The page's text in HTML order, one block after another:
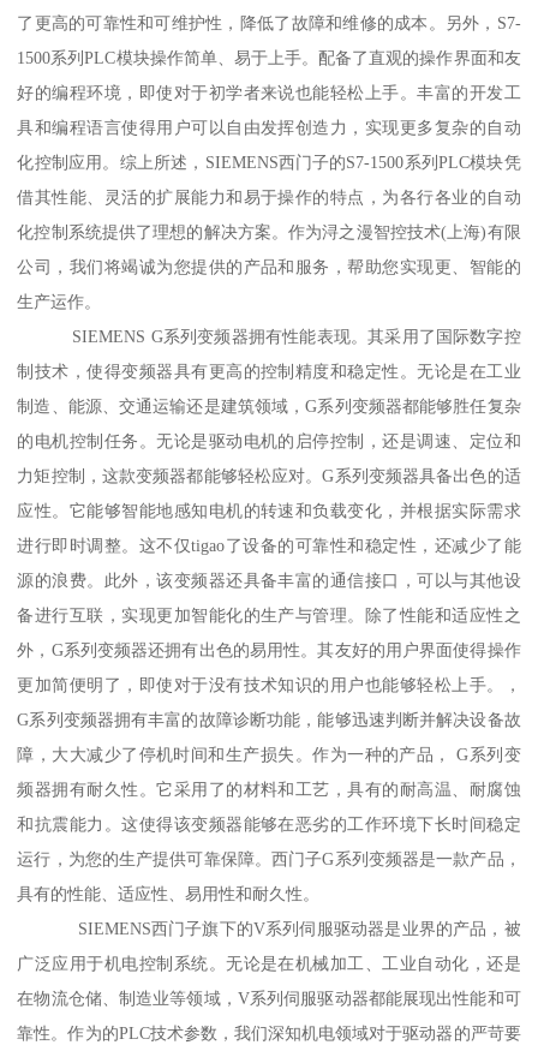
了更高的可靠性和可维护性，降低了故障和维修的成本。另外，S7-
1500系列PLC模块操作简单、易于上手。配备了直观的操作界面和友
好的编程环境，即使对于初学者来说也能轻松上手。丰富的开发工
具和编程语言使得用户可以自由发挥创造力，实现更多复杂的自动
化控制应用。综上所述，SIEMENS西门子的S7-1500系列PLC模块凭
借其性能、灵活的扩展能力和易于操作的特点，为各行各业的自动
化控制系统提供了理想的解决方案。作为浔之漫智控技术(上海)有限
公司，我们将竭诚为您提供的产品和服务，帮助您实现更、智能的
生产运作。
SIEMENS G系列变频器拥有性能表现。其采用了国际数字控
制技术，使得变频器具有更高的控制精度和稳定性。无论是在工业
制造、能源、交通运输还是建筑领域，G系列变频器都能够胜任复杂
的电机控制任务。无论是驱动电机的启停控制，还是调速、定位和
力矩控制，这款变频器都能够轻松应对。G系列变频器具备出色的适
应性。它能够智能地感知电机的转速和负载变化，并根据实际需求
进行即时调整。这不仅tigao了设备的可靠性和稳定性，还减少了能
源的浪费。此外，该变频器还具备丰富的通信接口，可以与其他设
备进行互联，实现更加智能化的生产与管理。除了性能和适应性之
外，G系列变频器还拥有出色的易用性。其友好的用户界面使得操作
更加简便明了，即使对于没有技术知识的用户也能够轻松上手。，
G系列变频器拥有丰富的故障诊断功能，能够迅速判断并解决设备故
障，大大减少了停机时间和生产损失。作为一种的产品， G系列变
频器拥有耐久性。它采用了的材料和工艺，具有的耐高温、耐腐蚀
和抗震能力。这使得该变频器能够在恶劣的工作环境下长时间稳定
运行，为您的生产提供可靠保障。西门子G系列变频器是一款产品，
具有的性能、适应性、易用性和耐久性。
SIEMENS西门子旗下的V系列伺服驱动器是业界的产品，被
广泛应用于机电控制系统。无论是在机械加工、工业自动化，还是
在物流仓储、制造业等领域，V系列伺服驱动器都能展现出性能和可
靠性。作为的PLC技术参数，我们深知机电领域对于驱动器的严苛要